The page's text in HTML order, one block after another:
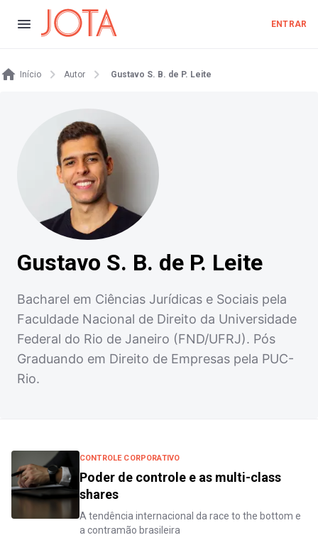
ENTRAR
Início Autor Gustavo S. B. de P. Leite
Gustavo S. B. de P. Leite
Bacharel em Ciências Jurídicas e Sociais pela
Faculdade Nacional de Direito da Universidade
Federal do Rio de Janeiro (FND/UFRJ). Pós
Graduando em Direito de Empresas pela PUC-
Rio.
CONTROLE CORPORATIVO
Poder de controle e as multi-class
shares
A tendência internacional da race to the bottom e
a contramão brasileira